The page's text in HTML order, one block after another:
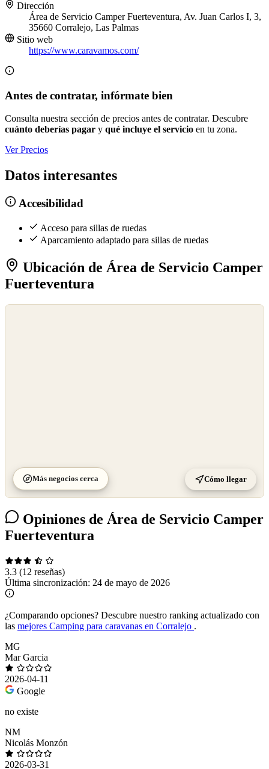
Dirección
Área de Servicio Camper Fuerteventura, Av. Juan Carlos I, 3,
35660 Corralejo, Las Palmas
Sitio web
https://www.caravamos.com/
Antes de contratar, infórmate bien
Consulta nuestra sección de precios antes de contratar. Descubre
cuánto deberías pagar y qué incluye el servicio en tu zona.
Ver Precios
Datos interesantes
Accesibilidad
Acceso para sillas de ruedas
Aparcamiento adaptado para sillas de ruedas
Ubicación de Área de Servicio Camper
Fuerteventura
Más negocios cerca Cómo llegar
Opiniones de Área de Servicio Camper
Fuerteventura
3.3 (12 reseñas)
Última sincronización: 24 de mayo de 2026
¿Comparando opciones? Descubre nuestro ranking actualizado con
las mejores Camping para caravanas en Corralejo .
MG
Mar Garcia
2026-04-11
Google
no existe
NM
Nicolás Monzón
2026-03-31